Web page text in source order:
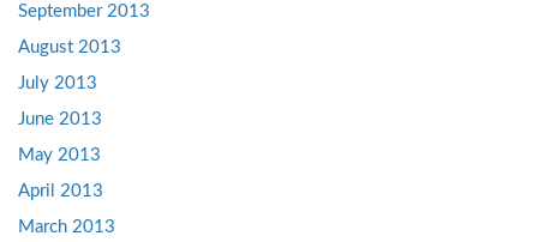
September 2013
August 2013
July 2013
June 2013
May 2013
April 2013
March 2013